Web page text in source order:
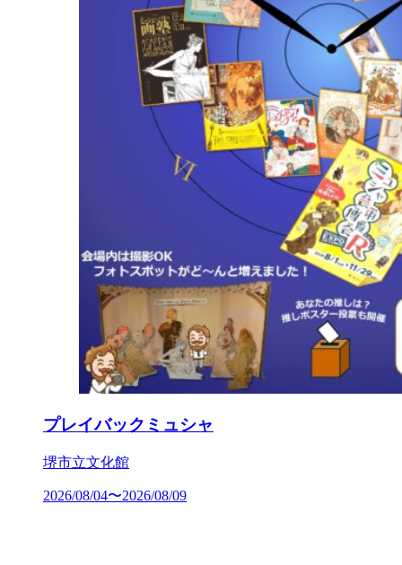
プレイバックミュシャ
堺市立文化館
2026/08/04〜2026/08/09